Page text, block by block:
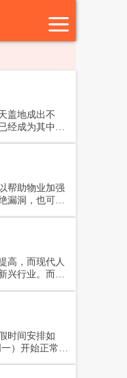
盖地成出不
经成为其中最
帮助物业加强
漏洞，也可实
高，而现代人
兴行业。而传
时间安排如
）开始正常上